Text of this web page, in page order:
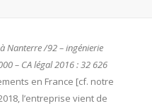
Nanterre /92 – ingénierie
– CA légal 2016 : 32 626
en France [cf. notre
l’entreprise vient de